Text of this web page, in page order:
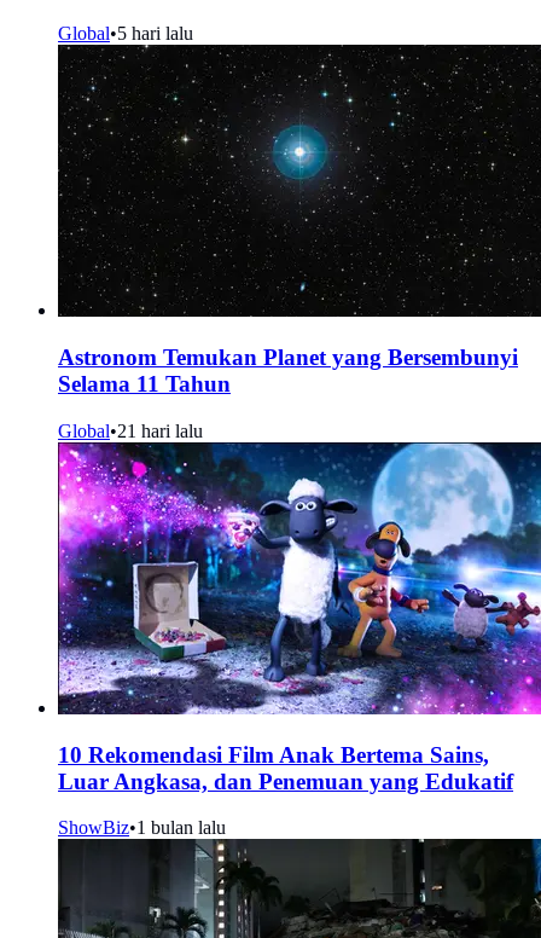
Global•5 hari lalu
Astronom Temukan Planet yang Bersembunyi
Selama 11 Tahun
Global•21 hari lalu
10 Rekomendasi Film Anak Bertema Sains,
Luar Angkasa, dan Penemuan yang Edukatif
ShowBiz•1 bulan lalu